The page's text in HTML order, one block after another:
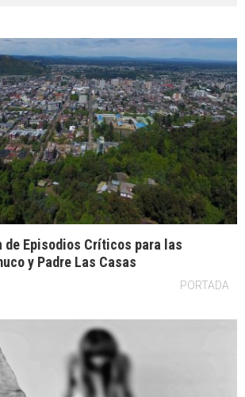
de Episodios Críticos para las
y Padre Las Casas
PORTADA